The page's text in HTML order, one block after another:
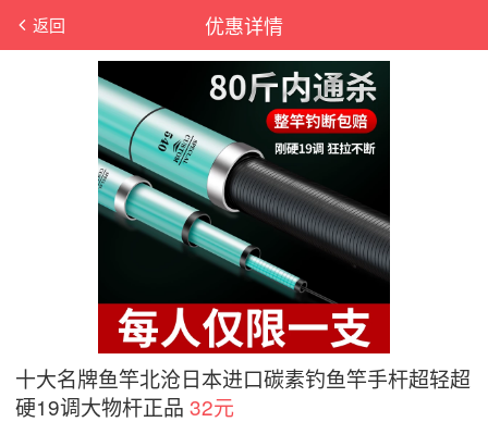
优惠详情
返回
十大名牌鱼竿北沧日本进口碳素钓鱼竿手杆超轻超
硬19调大物杆正品 32元